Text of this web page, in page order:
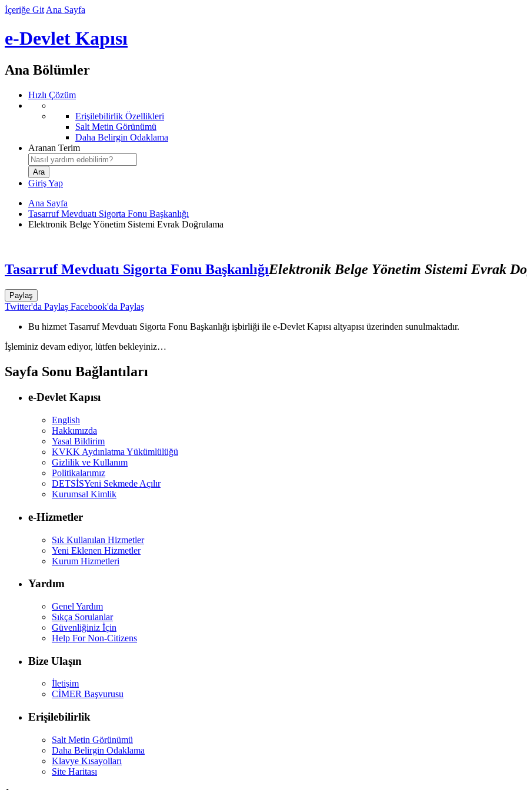
İçeriğe Git Ana Sayfa
e-Devlet Kapısı
Ana Bölümler
Hızlı Çözüm
Erişilebilirlik Özellikleri
Salt Metin Görünümü
Daha Belirgin Odaklama
Aranan Terim
Giriş Yap
Ana Sayfa
Tasarruf Mevduatı Sigorta Fonu Başkanlığı
Elektronik Belge Yönetim Sistemi Evrak Doğrulama
Tasarruf Mevduatı Sigorta Fonu BaşkanlığıElektronik Belge Yönetim Sistemi Evrak
Paylaş
Twitter'da Paylaş Facebook'da Paylaş
Bu hizmet Tasarruf Mevduatı Sigorta Fonu Başkanlığı işbirliği ile e-Devlet Kapısı altyapısı üzerinden sunulmaktadır.
İşleminiz devam ediyor, lütfen bekleyiniz…
Sayfa Sonu Bağlantıları
e-Devlet Kapısı
English
Hakkımızda
Yasal Bildirim
KVKK Aydınlatma Yükümlülüğü
Gizlilik ve Kullanım
Politikalarımız
DETSİSYeni Sekmede Açılır
Kurumsal Kimlik
e-Hizmetler
Sık Kullanılan Hizmetler
Yeni Eklenen Hizmetler
Kurum Hizmetleri
Yardım
Genel Yardım
Sıkça Sorulanlar
Güvenliğiniz İçin
Help For Non-Citizens
Bize Ulaşın
İletişim
CİMER Başvurusu
Erişilebilirlik
Salt Metin Görünümü
Daha Belirgin Odaklama
Klavye Kısayolları
Site Haritası